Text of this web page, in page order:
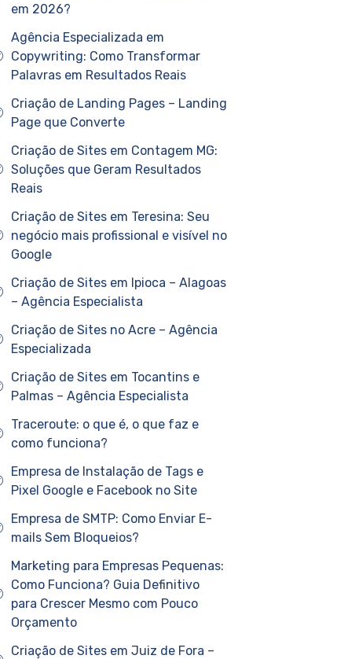
em 2026?
Agência Especializada em
Copywriting: Como Transformar
Palavras em Resultados Reais
Criação de Landing Pages – Landing
Page que Converte
Criação de Sites em Contagem MG:
Soluções que Geram Resultados
Reais
Criação de Sites em Teresina: Seu
negócio mais profissional e visível no
Google
Criação de Sites em Ipioca – Alagoas
– Agência Especialista
Criação de Sites no Acre – Agência
Especializada
Criação de Sites em Tocantins e
Palmas – Agência Especialista
Traceroute: o que é, o que faz e
como funciona?
Empresa de Instalação de Tags e
Pixel Google e Facebook no Site
Empresa de SMTP: Como Enviar E-
mails Sem Bloqueios?
Marketing para Empresas Pequenas:
Como Funciona? Guia Definitivo
para Crescer Mesmo com Pouco
Orçamento
Criação de Sites em Juiz de Fora –